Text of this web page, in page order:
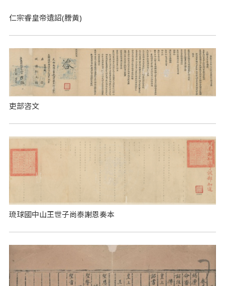
仁宗睿皇帝遺詔(謄黃)
吏部咨文
琉球國中山王世子尚泰謝恩奏本